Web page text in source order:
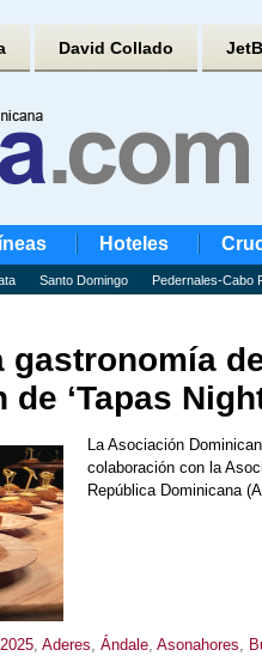
David Collado
Hoteles
Santo Domingo Pedernales-Cabo
‘Tapas
La Asociación
colaboración con la
República Dominicana
, Aderes Ándale, Asonahores